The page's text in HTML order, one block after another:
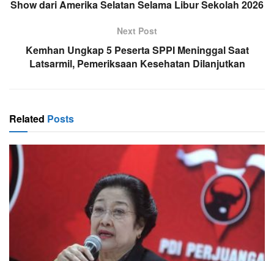
Show dari Amerika Selatan Selama Libur Sekolah 2026
Next Post
Kemhan Ungkap 5 Peserta SPPI Meninggal Saat
Latsarmil, Pemeriksaan Kesehatan Dilanjutkan
Related Posts